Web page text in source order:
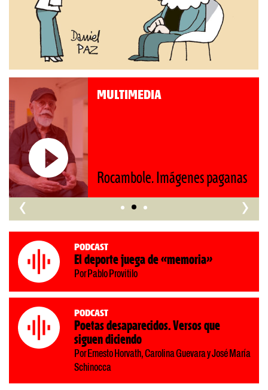
MULTIMEDIA
‹ ›
Podcast
El deporte juega de «memoria»
Por Pablo Provitilo
Podcast
Poetas desaparecidos. Versos que
siguen diciendo
Por Ernesto Horvath, Carolina Guevara y José María
Schinocca